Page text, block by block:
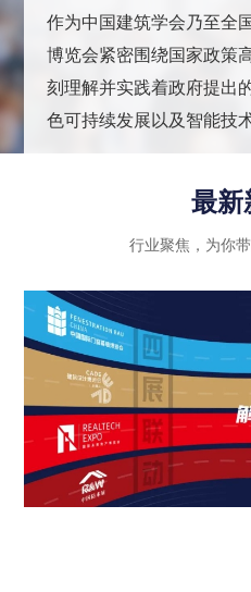
作为中国建筑学会乃至全
博览会紧密围绕国家政策
刻理解并实践着政府提出
色可持续发展以及智能技
用，同时注重政策法规的
推动建筑行业向高质量发
最新
行业聚焦，为你